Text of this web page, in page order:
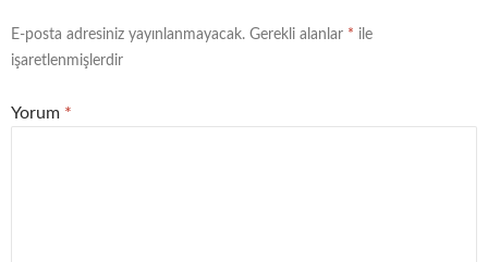
E-posta adresiniz yayınlanmayacak. Gerekli alanlar * ile
işaretlenmişlerdir
Yorum *